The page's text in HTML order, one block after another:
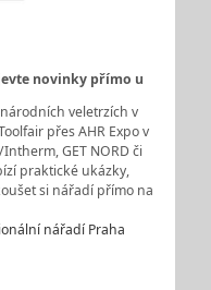
novinky přímo u
veletrzích v
přes AHR Expo v
GET NORD či
praktické ukázky,
si nářadí přímo na
nářadí Praha